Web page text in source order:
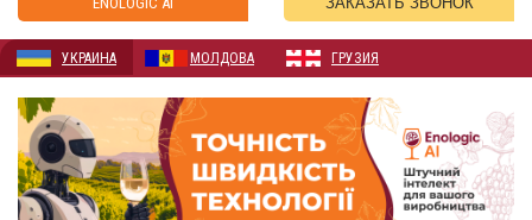
УКРАИНА МОЛДОВА ГРУЗИЯ